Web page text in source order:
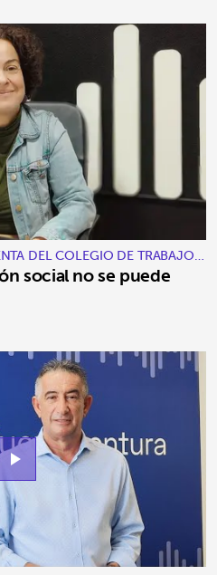
DEL COLEGIO DE TRABAJO
social no se puede
play_arrow